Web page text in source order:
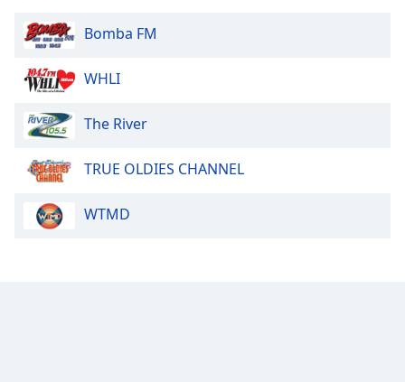
Opacity
Text
Background
Color
Opacity
Caption
Bomba FM
WHLI
The River
TRUE OLDIES CHANNEL
WTMD